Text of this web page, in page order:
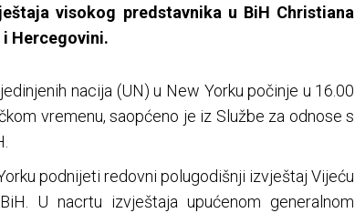
visokog predstavnika u BiH Christiana
Hercegovini.
nacija (UN) u New Yorku počinje u 16.00
vremenu, saopćeno je iz Službe za odnose s
podnijeti redovni polugodišnji izvještaj Vijeću
U nacrtu izvještaja upućenom generalnom